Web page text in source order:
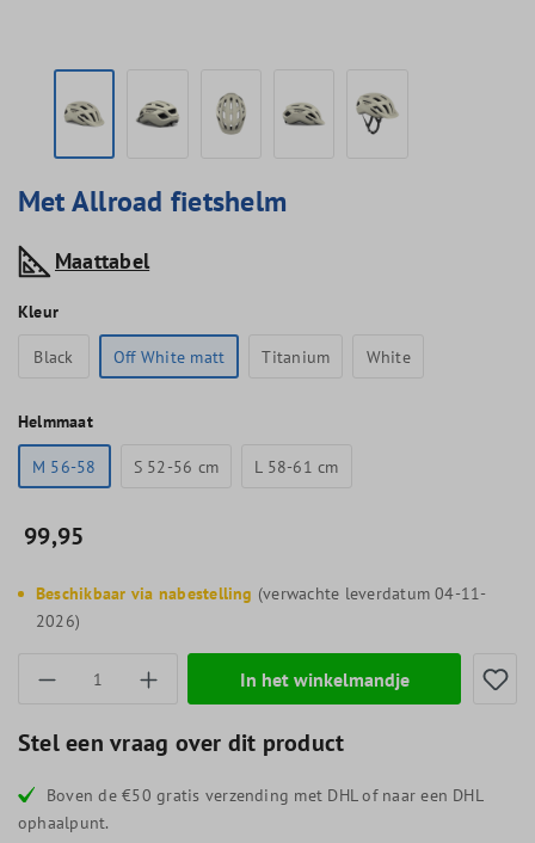
Met Allroad fietshelm
Maattabel
Kleur
Black
Off White matt Titanium White
Helmmaat
M 56-58
S 52-56 cm L 58-61 cm
99,95
Beschikbaar via nabestelling (verwachte leverdatum 04-11-
2026)
Producthoeveelheid: Voer de gewenste
In het winkelmandje
Stel een vraag over dit product
Boven de €50 gratis verzending met DHL of naar een DHL
ophaalpunt.